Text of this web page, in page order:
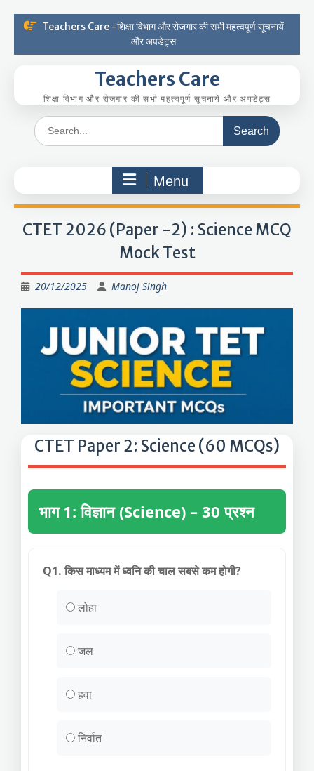
Skip
Teachers Care -शिक्षा विभाग और रोजगार की सभी महत्वपूर्ण सूचनायें
और अपडेट्स
Teachers Care
शिक्षा विभाग और रोजगार की सभी महत्वपूर्ण सूचनायें और अपडेट्स
Search
for:
Menu
CTET 2026 (Paper -2) : Science MCQ
Mock Test
20/12/2025 Manoj Singh
CTET Paper 2: Science (60 MCQs)
भाग 1: विज्ञान (Science) – 30 प्रश्न
Q1. किस माध्यम में ध्वनि की चाल सबसे कम होगी?
लोहा
जल
हवा
निर्वात